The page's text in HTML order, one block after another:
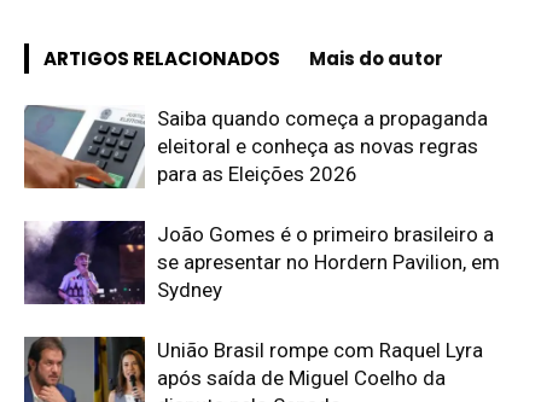
ARTIGOS RELACIONADOS Mais do autor
Saiba quando começa a propaganda
eleitoral e conheça as novas regras
para as Eleições 2026
João Gomes é o primeiro brasileiro a
se apresentar no Hordern Pavilion, em
Sydney
União Brasil rompe com Raquel Lyra
após saída de Miguel Coelho da